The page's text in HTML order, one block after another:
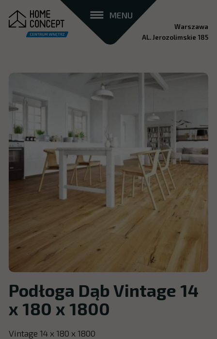
MENU
Warszawa
AL. Jerozolimskie 185
Podłoga Dąb Vintage 14
x 180 x 1800
Vintage 14 x 180 x 1800